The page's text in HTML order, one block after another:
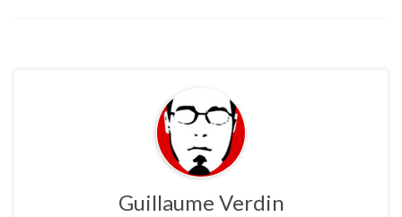
Guillaume Verdin